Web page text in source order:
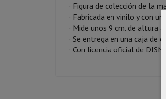
· Figura de colección de la
· Fabricada en vinilo y con
· Mide unos 9 cm. de altura
· Se entrega en una caja de
· Con licencia oficial de